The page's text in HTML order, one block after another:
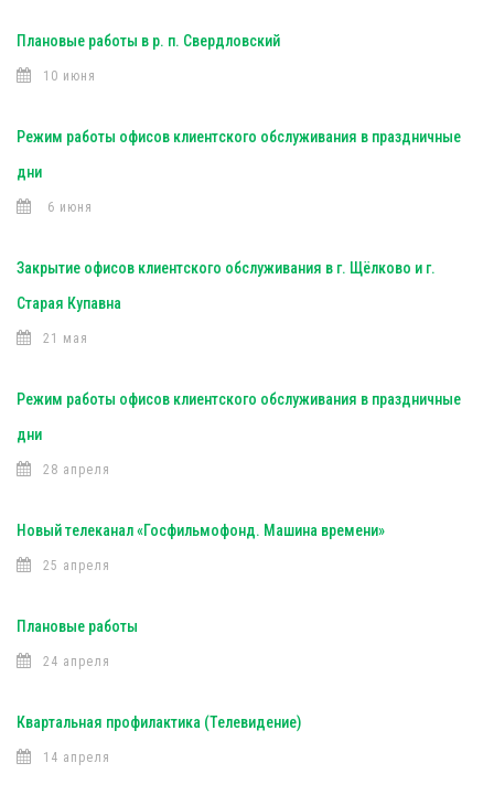
Плановые работы в р. п. Свердловский
10 июня
Режим работы офисов клиентского обслуживания в праздничные
дни
6 июня
Закрытие офисов клиентского обслуживания в г. Щёлково и г.
Старая Купавна
21 мая
Режим работы офисов клиентского обслуживания в праздничные
дни
28 апреля
Новый телеканал «Госфильмофонд. Машина времени»
25 апреля
Плановые работы
24 апреля
Квартальная профилактика (Телевидение)
14 апреля